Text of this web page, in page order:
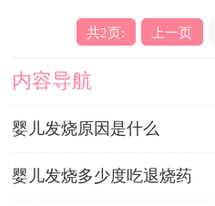
共2页: 上一页
内容导航
婴儿发烧原因是什么
婴儿发烧多少度吃退烧药